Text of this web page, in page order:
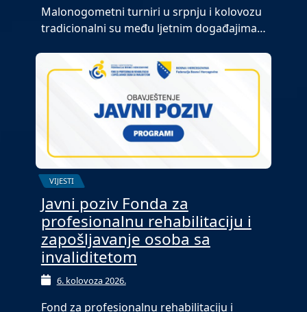
Malonogometni turniri u srpnju i kolovozu
tradicionalni su među ljetnim događajima…
VIJESTI
Javni poziv Fonda za
profesionalnu rehabilitaciju i
zapošljavanje osoba sa
invaliditetom
6. kolovoza 2026.
Fond za profesionalnu rehabilitaciju i